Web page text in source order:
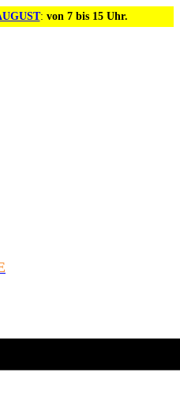
: von 7 bis 15 Uhr.